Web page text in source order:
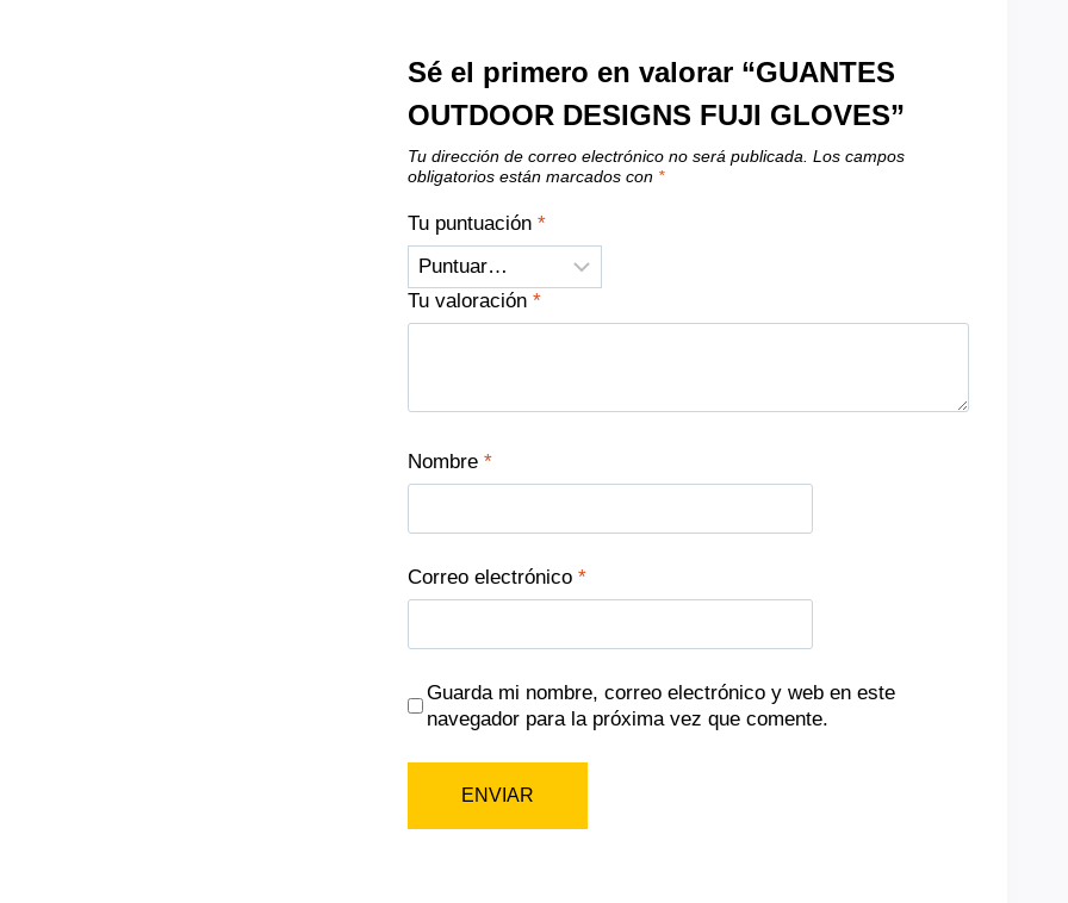
Sé el primero en valorar “GUANTES
OUTDOOR DESIGNS FUJI GLOVES”
Tu dirección de correo electrónico no será publicada. Los campos
obligatorios están marcados con *
Tu puntuación *
Tu valoración *
Nombre *
Correo electrónico *
Guarda mi nombre, correo electrónico y web en este
navegador para la próxima vez que comente.